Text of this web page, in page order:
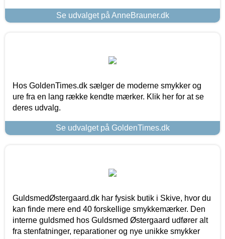
Se udvalget på AnneBrauner.dk
Hos GoldenTimes.dk sælger de moderne smykker og
ure fra en lang række kendte mærker. Klik her for at se
deres udvalg.
Se udvalget på GoldenTimes.dk
GuldsmedØstergaard.dk har fysisk butik i Skive, hvor du
kan finde mere end 40 forskellige smykkemærker. Den
interne guldsmed hos Guldsmed Østergaard udfører alt
fra stenfatninger, reparationer og nye unikke smykker